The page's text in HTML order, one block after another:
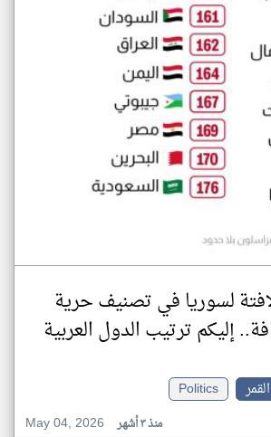
لسوريا في تصنيف حرية
إليكم ترتيب الدول العربية
Politics
May 04, 2026
منذ ٣ أشهر